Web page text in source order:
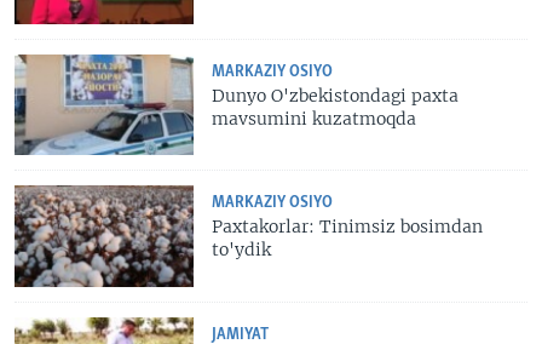
MARKAZIY OSIYO
Dunyo O'zbekistondagi paxta
mavsumini kuzatmoqda
MARKAZIY OSIYO
Paxtakorlar: Tinimsiz bosimdan
to'ydik
JAMIYAT